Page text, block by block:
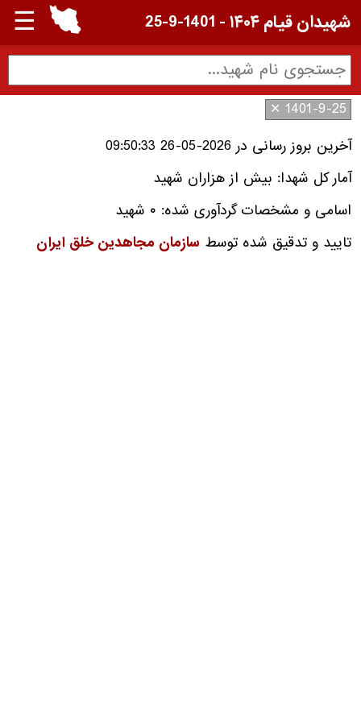
☰ شهیدان قیام ۱۴۰۴ - 1401-9-25
1401-9-25 ✕
آخرین بروز رسانی در 2026-05-26 09:50:33
آمار کل شهدا: بیش از هزاران شهید
اسامی و مشخصات گردآوری شده: ۰ شهید
تایید و تدقیق شده توسط سازمان مجاهدین خلق ایران